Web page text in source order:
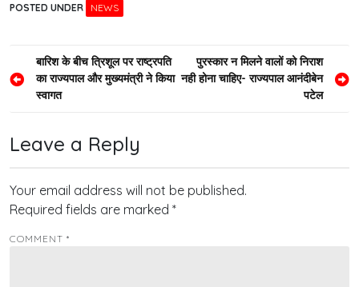
POSTED UNDER NEWS
Post
navigation
बारिश के बीच त्रिशूल पर राष्ट्रपति
का राज्यपाल और मुख्यमंत्री ने किया
स्वागत
पुरस्कार न मिलने वालों को निराश
नही होना चाहिए- राज्यपाल आनंदीबेन
पटेल
Leave a Reply
Your email address will not be published.
Required fields are marked *
COMMENT *